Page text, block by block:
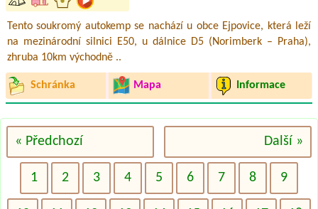
Tento soukromý autokemp se nachází u obce Ejpovice, která leží
na mezinárodní silnici E50, u dálnice D5 (Norimberk – Praha),
zhruba 10km východně ..
Schránka Mapa Informace
« Předchozí Další »
1 2 3 4 5 6 7 8 9